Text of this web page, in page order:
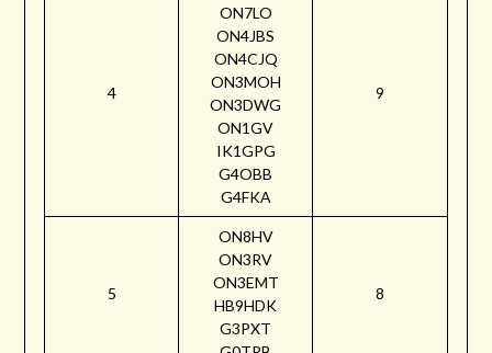
4
ON7LO
ON4JBS
ON4CJQ
ON3MOH
ON3DWG
ON1GV
IK1GPG
G4OBB
G4FKA
9
5
ON8HV
ON3RV
ON3EMT
HB9HDK
G3PXT
8